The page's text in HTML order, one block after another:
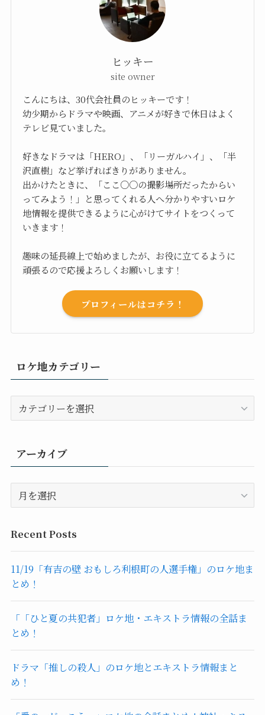
ヒッキー
site owner
こんにちは、30代会社員のヒッキーです！
幼少期からドラマや映画、アニメが好きで休日はよく
テレビ見ていました。
好きなドラマは「HERO」、「リーガルハイ」、「半
沢直樹」など挙げればきりがありません。
出かけたときに、「ここ○○の撮影場所だったからい
ってみよう！」と思ってくれる人へ分かりやすいロケ
地情報を提供できるように心がけてサイトをつくって
いきます！
趣味の延長線上で始めましたが、お役に立てるように
頑張るので応援よろしくお願いします！
プロフィールはコチラ！
ロケ地カテゴリー
ケ
カ
テ
ー
アーカイブ
ー
イ
ブ
Recent Posts
11/19「有吉の壁 おもしろ利根町の人選手権」のロケ地ま
とめ！
「「ひと夏の共犯者」ロケ地・エキストラ情報の全話ま
とめ！
ドラマ「推しの殺人」のロケ地とエキストラ情報まと
め！